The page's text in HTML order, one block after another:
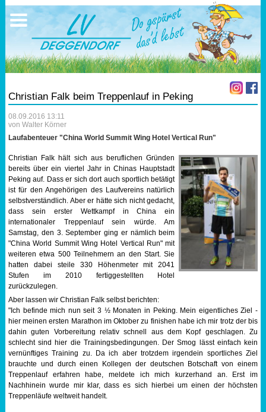
Christian Falk beim Treppenlauf in Peking
08.09.2016 13:11
von Walter Körner
Laufabenteuer "China World Summit Wing Hotel Vertical Run"
Christian Falk hält sich aus beruflichen Gründen
bereits über ein viertel Jahr in Chinas Hauptstadt
Peking auf. Dass er sich dort auch sportlich betätigt
ist für den Angehörigen des Laufvereins natürlich
selbstverständlich. Aber er hätte sich nicht gedacht,
dass sein erster Wettkampf in China ein
internationaler Treppenlauf sein würde. Am
Samstag, den 3. September ging er nämlich beim
"China World Summit Wing Hotel Vertical Run" mit
weiteren etwa 500 Teilnehmern an den Start. Sie
hatten dabei steile 330 Höhenmeter mit 2041
Stufen im 2010 fertiggestellten Hotel
zurückzulegen.
Aber lassen wir Christian Falk selbst berichten:
"Ich befinde mich nun seit 3 ½ Monaten in Peking. Mein eigentliches Ziel -
hier meinen ersten Marathon im Oktober zu finishen habe ich mir trotz der bis
dahin guten Vorbereitung relativ schnell aus dem Kopf geschlagen. Zu
schlecht sind hier die Trainingsbedingungen. Der Smog lässt einfach kein
vernünftiges Training zu. Da ich aber trotzdem irgendein sportliches Ziel
brauchte und durch einen Kollegen der deutschen Botschaft von einem
Treppenlauf erfahren habe, meldete ich mich kurzerhand an. Erst im
Nachhinein wurde mir klar, dass es sich hierbei um einen der höchsten
Treppenläufe weltweit handelt.
Sportangebote
Trainingszeiten
Laufen
Lauf 10
Triathlon
Schwimmen
Orientierungslauf
Nachwuchsförderung
Sportabzeichen
Tempo & Gymnastik
Ausschreibungen
17.05.2026 Triathlon
Ergebnisse
Ergebnisse
Mitgliedschaft
Vereinskleidung
Vorstandschaft
Übungs- Gruppenleiter
SEPA Info
Bankverbindung